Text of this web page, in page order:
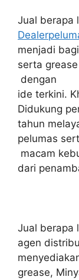
Jual berapa
menjadi
serta
dengan
ide terkini.
Didukung
tahun
pelumas
macam
dari
Jual berapa
agen
grease,